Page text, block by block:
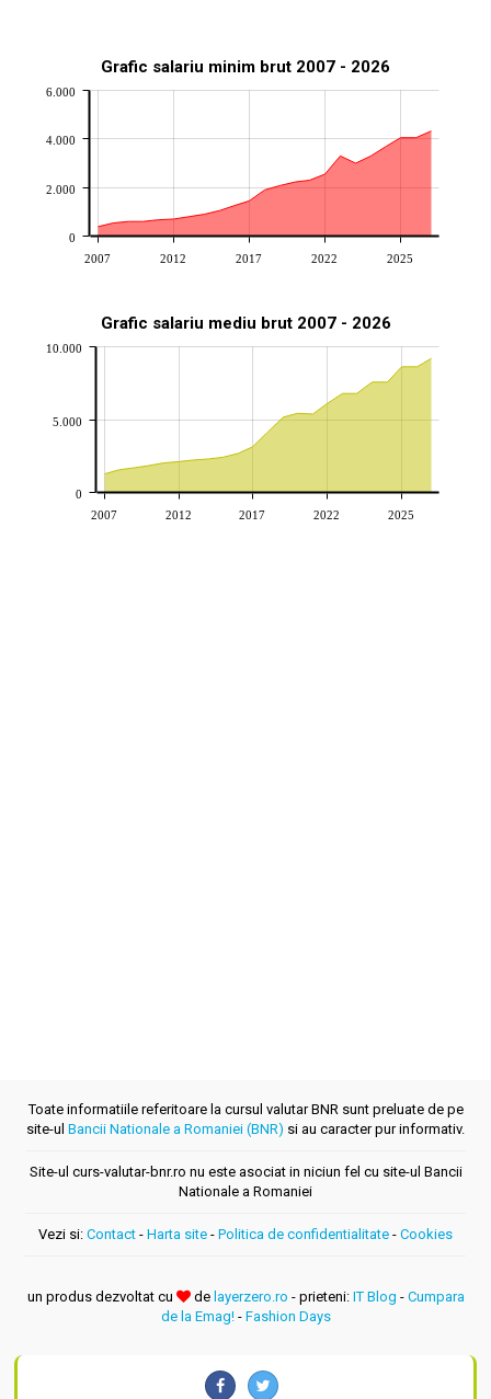
Grafic salariu minim brut 2007 - 2026
2007 2012 2017 2022 2025
0
2.000
4.000
6.000
Grafic salariu mediu brut 2007 - 2026
2007 2012 2017 2022 2025
0
5.000
10.000
Toate informatiile referitoare la cursul valutar BNR sunt preluate de pe
site-ul Bancii Nationale a Romaniei (BNR) si au caracter pur informativ.
Site-ul curs-valutar-bnr.ro nu este asociat in niciun fel cu site-ul Bancii
Nationale a Romaniei
Vezi si: Contact - Harta site - Politica de confidentialitate - Cookies
un produs dezvoltat cu de layerzero.ro - prieteni: IT Blog - Cumpara
de la Emag!- Fashion Days